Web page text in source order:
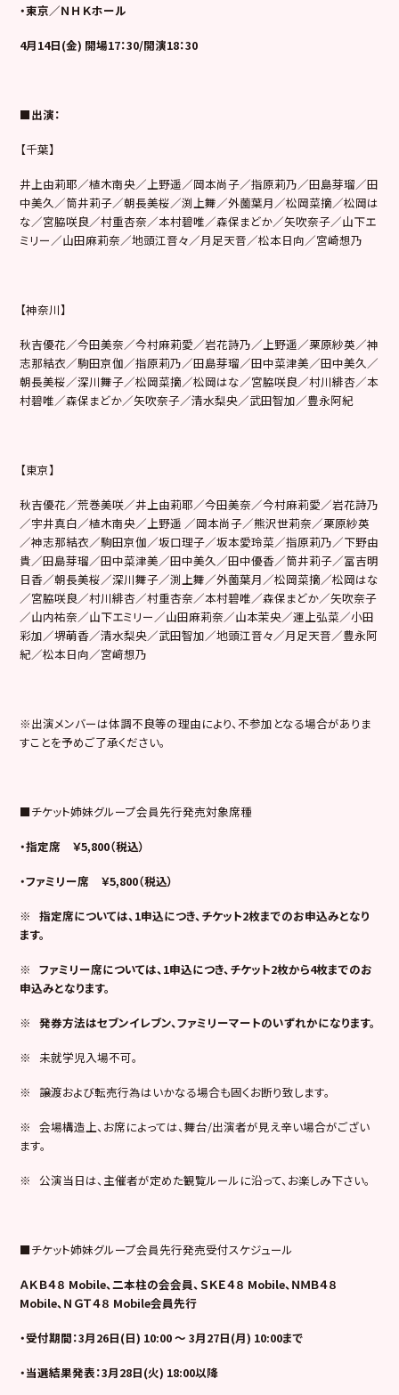
・東京／ＮＨＫホール
4月14日(金) 開場17：30/開演18：30
■出演：
【千葉】
井上由莉耶／植木南央／上野遥／岡本尚子／指原莉乃／田島芽瑠／田
中美久／筒井莉子／朝長美桜／渕上舞／外薗葉月／松岡菜摘／松岡は
な／宮脇咲良／村重杏奈／本村碧唯／森保まどか／矢吹奈子／山下エ
ミリー／山田麻莉奈／地頭江音々／月足天音／松本日向／宮崎想乃
【神奈川】
秋吉優花／今田美奈／今村麻莉愛／岩花詩乃／上野遥／栗原紗英／神
志那結衣／駒田京伽／指原莉乃／田島芽瑠／田中菜津美／田中美久／
朝長美桜／深川舞子／松岡菜摘／松岡はな／宮脇咲良／村川緋杏／本
村碧唯／森保まどか／矢吹奈子／清水梨央／武田智加／豊永阿紀
【東京】
秋吉優花／荒巻美咲／井上由莉耶／今田美奈／今村麻莉愛／岩花詩乃
／宇井真白／植木南央／上野遥 ／岡本尚子／熊沢世莉奈／栗原紗英
／神志那結衣／駒田京伽／坂口理子／坂本愛玲菜／指原莉乃／下野由
貴／田島芽瑠／田中菜津美／田中美久／田中優香／筒井莉子／冨吉明
日香／朝長美桜／深川舞子／渕上舞／外薗葉月／松岡菜摘／松岡はな
／宮脇咲良／村川緋杏／村重杏奈／本村碧唯／森保まどか／矢吹奈子
／山内祐奈／山下エミリー／山田麻莉奈／山本茉央／運上弘菜／小田
彩加／堺萌香／清水梨央／武田智加／地頭江音々／月足天音／豊永阿
紀／松本日向／宮﨑想乃
※出演メンバーは体調不良等の理由により、不参加となる場合がありま
すことを予めご了承ください。
■チケット姉妹グループ会員先行発売対象席種
・指定席 ￥5,800（税込）
・ファミリー席 ￥5,800（税込）
※指定席については、1申込につき、チケット2枚までのお申込みとなり
ます。
※ファミリー席については、1申込につき、チケット2枚から4枚までのお
申込みとなります。
※発券方法はセブンイレブン、ファミリーマートのいずれかになります。
※ 未就学児入場不可。
※ 譲渡および転売行為はいかなる場合も固くお断り致します。
※ 会場構造上、お席によっては、舞台/出演者が見え辛い場合がござい
ます。
※ 公演当日は、主催者が定めた観覧ルールに沿って、お楽しみ下さい。
■チケット姉妹グループ会員先行発売受付スケジュール
ＡＫＢ４８ Mobile、二本柱の会会員、ＳＫＥ４８ Mobile、ＮＭＢ４８
Mobile、ＮＧＴ４８ Mobile会員先行
・受付期間：3月26日(日) 10:00 ～ 3月27日(月) 10:00まで
・当選結果発表：3月28日(火) 18:00以降